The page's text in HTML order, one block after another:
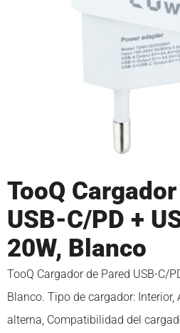
TooQ
USB-C/PD +
20W, Blanco
TooQ Cargador de Pared USB-C/
Blanco. Tipo de cargador:
alterna, Compatibilidad del